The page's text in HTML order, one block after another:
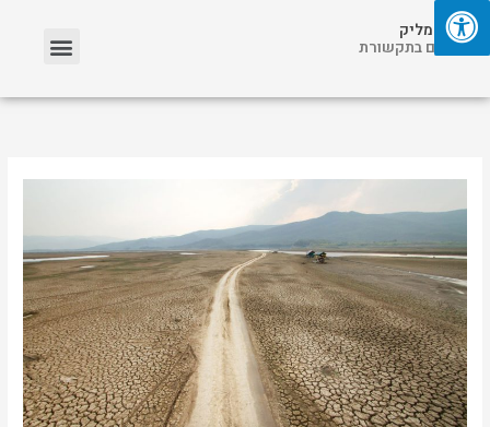
דילוג
לתוכן
אריאל מליק
אזכורים בתקשורת